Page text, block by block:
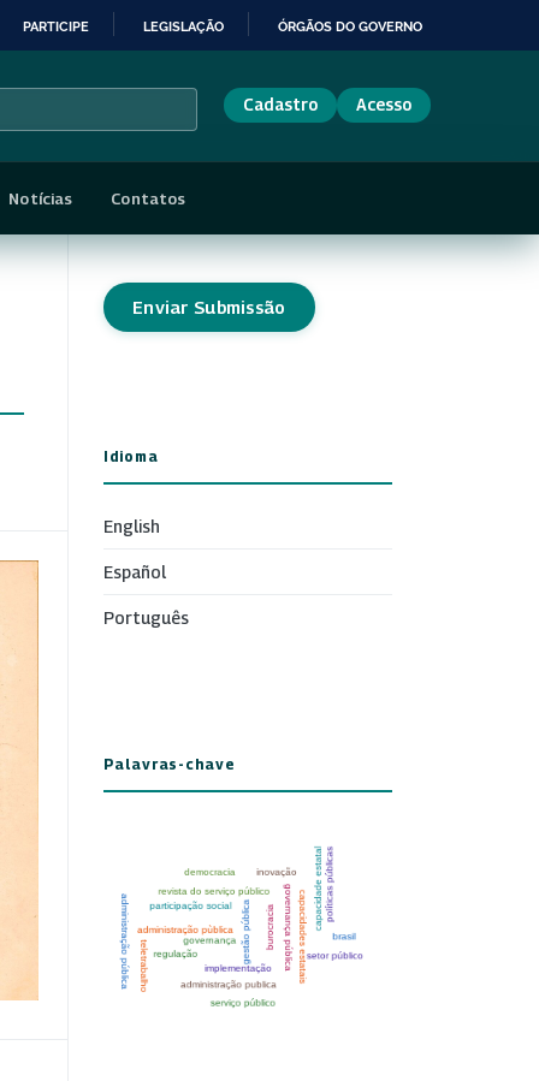
PARTICIPE LEGISLAÇÃO ÓRGÃOS DO GOVERNO
Cadastro Acesso
Notícias Contatos
Enviar Submissão
Idioma
English
Español
Português
Palavras-chave